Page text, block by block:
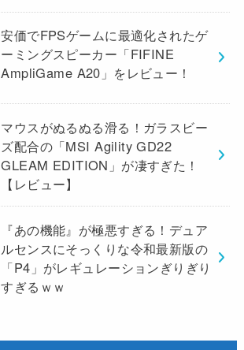
安価でFPSゲームに最適化されたゲ
ーミングスピーカー「FIFINE
AmpliGame A20」をレビュー！
マウスがぬるぬる滑る！ガラスビー
ズ配合の「MSI Agility GD22
GLEAM EDITION」が凄すぎた！
【レビュー】
『あの機能』が極悪すぎる！デュア
ルセンスにそっくりな令和最新版の
「P4」がレギュレーションぎりぎり
すぎるｗｗ